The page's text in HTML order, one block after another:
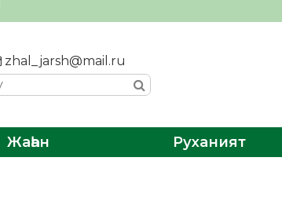
zhal_jarsh@mail.ru
Жаһан Руханият